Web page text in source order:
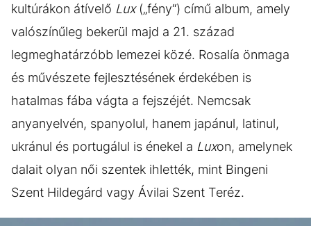
kultúrákon átívelő Lux („fény“) című album, amely
valószínűleg bekerül majd a 21. század
legmeghatárzóbb lemezei közé. Rosalía önmaga
és művészete fejlesztésének érdekében is
hatalmas fába vágta a fejszéjét. Nemcsak
anyanyelvén, spanyolul, hanem japánul, latinul,
ukránul és portugálul is énekel a Luxon, amelynek
dalait olyan női szentek ihlették, mint Bingeni
Szent Hildegárd vagy Ávilai Szent Teréz.